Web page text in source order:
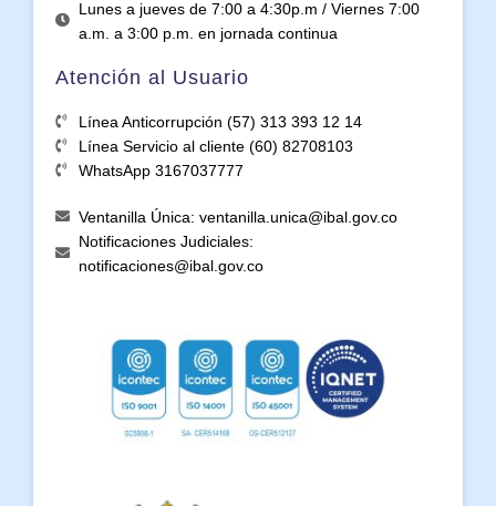
Lunes a jueves de 7:00 a 4:30p.m / Viernes 7:00
a.m. a 3:00 p.m. en jornada continua
Atención al Usuario
Línea Anticorrupción (57) 313 393 12 14
Línea Servicio al cliente (60) 82708103
WhatsApp 3167037777
Ventanilla Única: ventanilla.unica@ibal.gov.co
Notificaciones Judiciales:
notificaciones@ibal.gov.co